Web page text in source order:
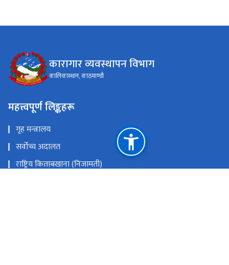
कारागार व्यवस्थापन विभाग
कालिकास्थान, काठमाण्डौ
महत्त्वपूर्ण लिङ्कहरू
गृह मन्त्रालय
सर्वोच्च अदालत
राष्ट्रिय किताबखाना (निजामती)